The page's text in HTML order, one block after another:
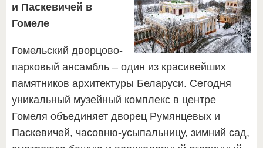
и Паскевичей в
Гомеле
Гомельский дворцово-
парковый ансамбль – один из красивейших
памятников архитектуры Беларуси. Сегодня
уникальный музейный комплекс в центре
Гомеля объединяет дворец Румянцевых и
Паскевичей, часовню-усыпальницу, зимний сад,